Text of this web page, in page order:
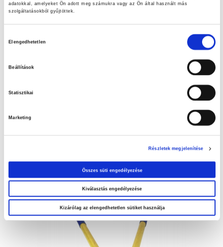
adatokkal, amelyeket Ön adott meg számukra vagy az Ön által használt más
szolgáltatásokból gyűjtöttek.
Elengedhetetlen
Beállítások
Statisztikai
Marketing
Részletek megjelenítése
Összes süti engedélyezése
Kiválasztás engedélyezése
Kizárólag az elengedhetetlen sütiket használja
Nylofor kerítés 3D fogó